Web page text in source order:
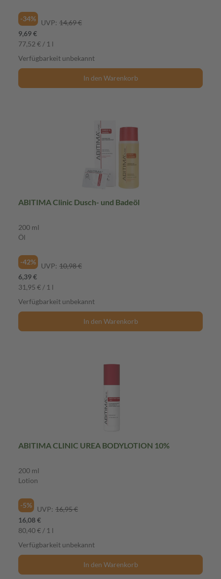
-34% UVP: 14,69 €
9,69 €
77,52 € / 1 l
Verfügbarkeit unbekannt
In den Warenkorb
ABITIMA Clinic Dusch- und Badeöl
200 ml
Öl
-42% UVP: 10,98 €
6,39 €
31,95 € / 1 l
Verfügbarkeit unbekannt
In den Warenkorb
ABITIMA CLINIC UREA BODYLOTION 10%
200 ml
Lotion
-5% UVP: 16,95 €
16,08 €
80,40 € / 1 l
Verfügbarkeit unbekannt
In den Warenkorb